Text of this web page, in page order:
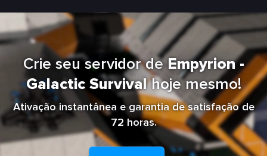
Crie seu servidor deEmpyrion -
Galactic Survivalhoje mesmo!
Ativação instantânea e garantia de satisfação de
72 horas.